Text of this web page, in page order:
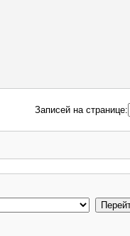
Записей на странице: